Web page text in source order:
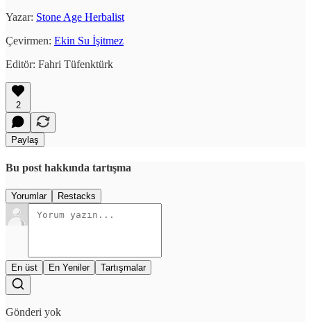
Yazar: Stone Age Herbalist
Çevirmen: Ekin Su İşitmez
Editör: Fahri Tüfenktürk
2
Paylaş
Bu post hakkında tartışma
Yorumlar Restacks
En üst En Yeniler Tartışmalar
Gönderi yok